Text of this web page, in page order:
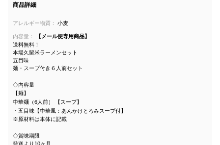
商品詳細
アレルギー物質： 小麦
内容量：
【メール便専用商品】
送料無料！
本場久留米ラーメンセット
五目味
麺・スープ付き６人前セット
◇内容量
【麺】
中華麺（6人前） 【スープ】
・五目味【中華風：あんかけとろみスープ付】
※原材料は本体に記載
◇賞味期限
発送より10ヶ月